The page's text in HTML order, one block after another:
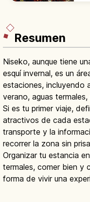
Resumen
Niseko, aunque tiene
esquí invernal, es un
estaciones, incluyendo
verano, aguas
Si es tu primer viaje,
atractivos de cada
transporte y la
recorrer la zona sin
Organizar tu estancia
termales, comer bien y
forma de vivir una